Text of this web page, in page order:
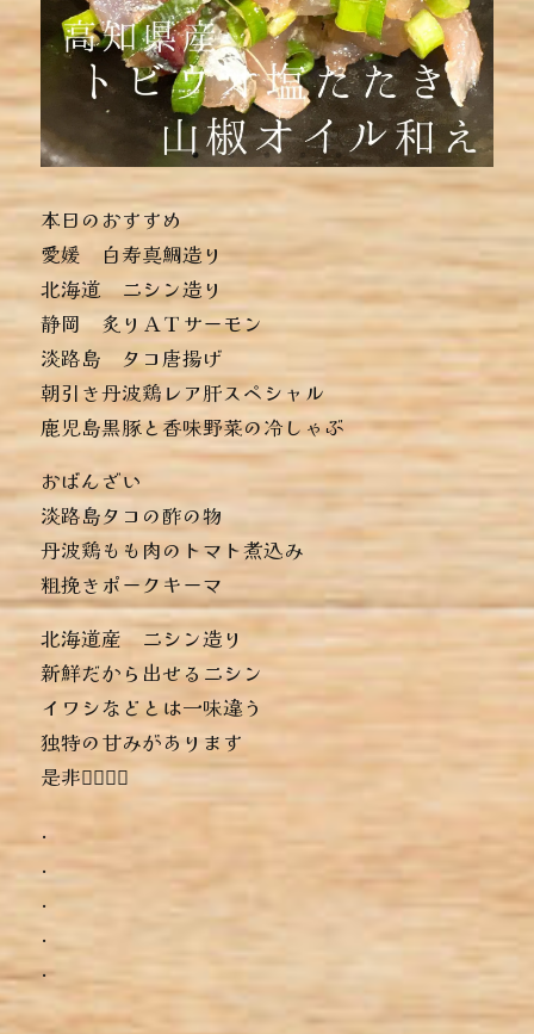
本日のおすすめ
︎愛媛 白寿真鯛造り
︎北海道 ニシン造り
︎静岡 炙りＡＴサーモン
︎淡路島 タコ唐揚げ
︎朝引き丹波鶏レア肝スペシャル
︎鹿児島黒豚と香味野菜の冷しゃぶ
おばんざい
︎淡路島タコの酢の物
︎丹波鶏もも肉のトマト煮込み
︎粗挽きポークキーマ
北海道産 ニシン造り
新鮮だから出せるニシン
イワシなどとは一味違う
独特の甘みがあります
是非っ🏻‍🏻‍🏻‍
.
.
.
.
.